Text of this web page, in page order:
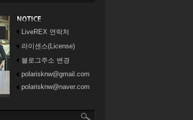
LiveREX 연락처
라이센스(License)
블로그주소 변경
polarisknw@gmail.com
polarisknw@naver.com